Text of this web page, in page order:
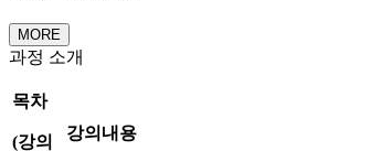
MORE
과정 소개
목차
(강의
강의내용